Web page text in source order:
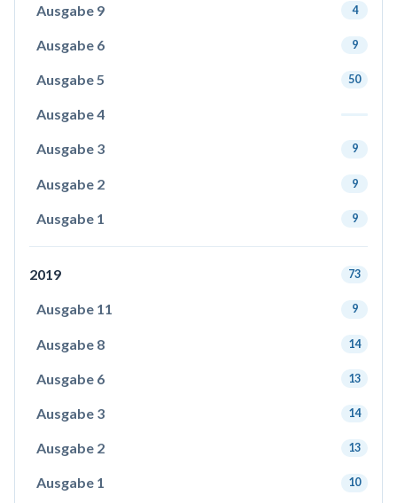
Ausgabe 9 4
Ausgabe 6 9
Ausgabe 5 50
Ausgabe 4
Ausgabe 3 9
Ausgabe 2 9
Ausgabe 1 9
2019 73
Ausgabe 11 9
Ausgabe 8 14
Ausgabe 6 13
Ausgabe 3 14
Ausgabe 2 13
Ausgabe 1 10